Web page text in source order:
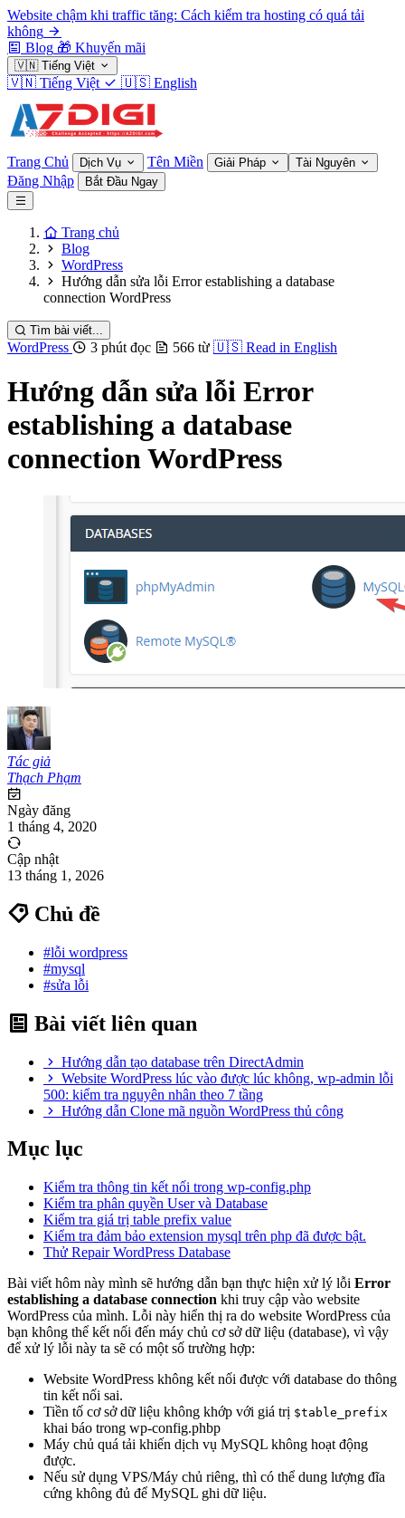
Website chậm khi traffic tăng: Cách kiểm tra hosting có quá tải
không
Blog 🎁 Khuyến mãi
🇻🇳 Tiếng Việt
🇻🇳 Tiếng Việt 🇺🇸 English
Trang Chủ Dịch Vụ Tên Miền Giải Pháp Tài Nguyên
Đăng Nhập Bắt Đầu Ngay
Trang chủ
Blog
WordPress
Hướng dẫn sửa lỗi Error establishing a database
connection WordPress
Tìm bài viết...
WordPress 3 phút đọc 566 từ 🇺🇸 Read in English
Hướng dẫn sửa lỗi Error
establishing a database
connection WordPress
Tác giả
Thạch Phạm
Ngày đăng
1 tháng 4, 2020
Cập nhật
13 tháng 1, 2026
Chủ đề
#lỗi wordpress
#mysql
#sửa lỗi
Bài viết liên quan
Hướng dẫn tạo database trên DirectAdmin
Website WordPress lúc vào được lúc không, wp-admin lỗi
500: kiểm tra nguyên nhân theo 7 tầng
Hướng dẫn Clone mã nguồn WordPress thủ công
Mục lục
Kiểm tra thông tin kết nối trong wp-config.php
Kiểm tra phân quyền User và Database
Kiểm tra giá trị table prefix value
Kiểm tra đảm bảo extension mysql trên php đã được bật.
Thử Repair WordPress Database
Bài viết hôm này mình sẽ hướng dẫn bạn thực hiện xử lý lỗi Error
establishing a database connection khi truy cập vào website
WordPress của mình. Lỗi này hiển thị ra do website WordPress của
bạn không thể kết nối đến máy chủ cơ sở dữ liệu (database), vì vậy
để xử lý lỗi này ta sẽ có một số trường hợp:
Website WordPress không kết nối được với database do thông
tin kết nối sai.
Tiền tố cơ sở dữ liệu không khớp với giá trị $table_prefix
khai báo trong wp-config.phbp
Máy chủ quá tải khiến dịch vụ MySQL không hoạt động
được.
Nếu sử dụng VPS/Máy chủ riêng, thì có thể dung lượng đĩa
cứng không đủ để MySQL ghi dữ liệu.